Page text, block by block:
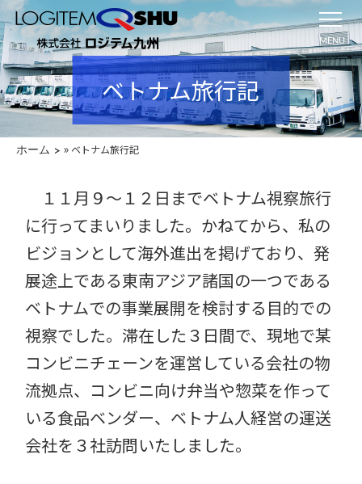
MENU
ベトナム旅行記
ホーム » ベトナム旅行記
１１月９〜１２日までベトナム視察旅行
に行ってまいりました。かねてから、私の
ビジョンとして海外進出を掲げており、発
展途上である東南アジア諸国の一つである
ベトナムでの事業展開を検討する目的での
視察でした。滞在した３日間で、現地で某
コンビニチェーンを運営している会社の物
流拠点、コンビニ向け弁当や惣菜を作って
いる食品ベンダー、ベトナム人経営の運送
会社を３社訪問いたしました。